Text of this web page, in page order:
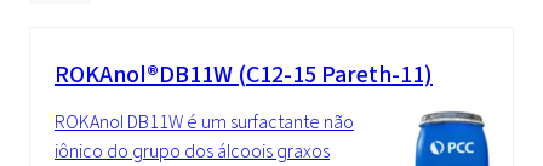
ROKAnol®DB11W (C12-15 Pareth-11)
ROKAnol DB11W é um surfactante não
iônico do grupo dos álcoois graxos